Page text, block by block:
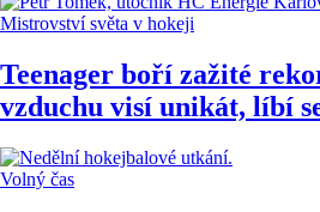
Mistrovství světa v hokeji
Teenager boří zažité
vzduchu visí unikát, líbí
Volný čas